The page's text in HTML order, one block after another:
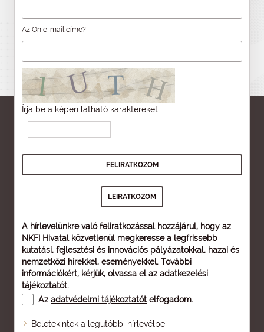
Az Ön e-mail címe?
Írja be a képen látható karaktereket:
A hírlevelünkre való feliratkozással hozzájárul, hogy az
NKFI Hivatal közvetlenül megkeresse a legfrissebb
kutatási, fejlesztési és innovációs pályázatokkal, hazai és
nemzetközi hírekkel, eseményekkel. További
információkért, kérjük, olvassa el az adatkezelési
tájékoztatót.
Az adatvédelmi tájékoztatót elfogadom.
Beletekintek a legutóbbi hírlevélbe